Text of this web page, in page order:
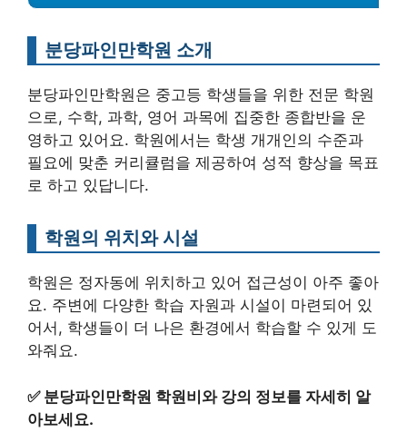
분당파인만학원 소개
분당파인만학원은 중고등 학생들을 위한 전문 학원
으로, 수학, 과학, 영어 과목에 집중한 종합반을 운
영하고 있어요. 학원에서는 학생 개개인의 수준과
필요에 맞춘 커리큘럼을 제공하여 성적 향상을 목표
로 하고 있답니다.
학원의 위치와 시설
학원은 정자동에 위치하고 있어 접근성이 아주 좋아
요. 주변에 다양한 학습 자원과 시설이 마련되어 있
어서, 학생들이 더 나은 환경에서 학습할 수 있게 도
와줘요.
✅ 분당파인만학원 학원비와 강의 정보를 자세히 알
아보세요.